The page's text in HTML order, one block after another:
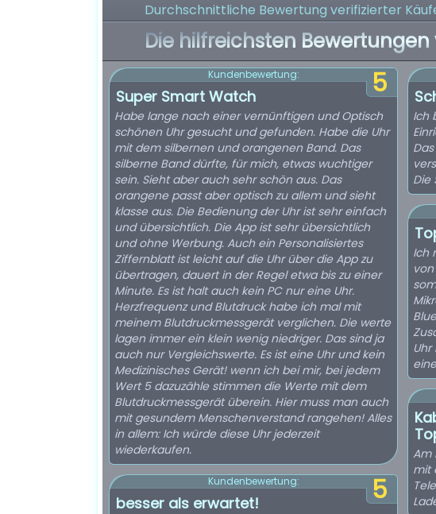
Durchschnittliche Bewertung verifizierter
Die hilfreichsten
5
Kundenbewertung:
Super Smart Watch
Habe lange nach einer vernünftigen und Optisch
schönen Uhr gesucht und gefunden. Habe die Uhr
mit dem silbernen und orangenen Band. Das
silberne Band dürfte, für mich, etwas wuchtiger
sein. Sieht aber auch sehr schön aus. Das
orangene passt aber optisch zu allem und sieht
klasse aus. Die Bedienung der Uhr ist sehr einfach
und übersichtlich. Die App ist sehr übersichtlich
und ohne Werbung. Auch ein Personalisiertes
Ziffernblatt ist leicht auf die Uhr über die App zu
übertragen, dauert in der Regel etwa bis zu einer
Minute. Es ist halt auch kein PC nur eine Uhr.
Herzfrequenz und Blutdruck habe ich mal mit
meinem Blutdruckmessgerät verglichen. Die werte
lagen immer ein klein wenig niedriger. Das sind ja
auch nur Vergleichswerte. Es ist eine Uhr und kein
Medizinisches Gerät! wenn ich bei mir, bei jedem
Wert 5 dazuzähle stimmen die Werte mit dem
Blutdruckmessgerät überein. Hier muss man auch
mit gesundem Menschenverstand rangehen! Alles
in allem: Ich würde diese Uhr jederzeit
wiederkaufen.
5
Kundenbewertung:
besser als erwartet!
Ich
Die
Ich
Am
mit